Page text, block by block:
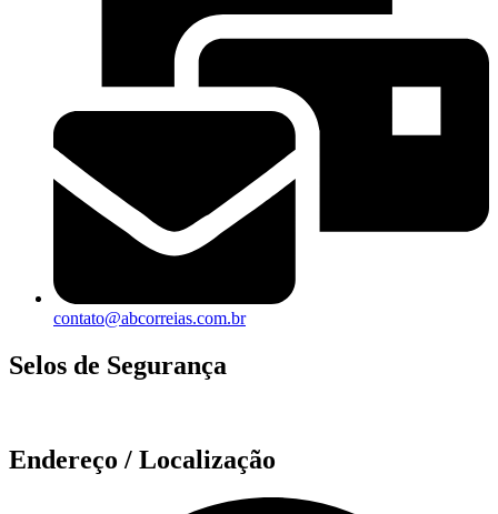
contato@abcorreias.com.br
Selos de Segurança
Endereço / Localização